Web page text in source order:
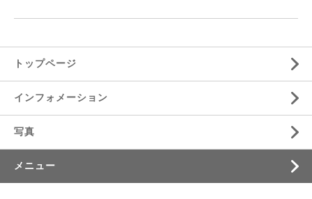
トップページ
インフォメーション
写真
メニュー